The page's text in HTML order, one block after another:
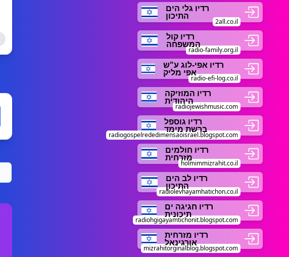
רדיו גלי הים
התיכון
2all.co.il
רדיו קול
המשפחה
radio-family.org.il
רדיו אפי-לוג ע"ש
אפי מליק
radio-efi-log.co.il
רדיו המוזיקה
היהודית
radiojewishmusic.com
רדיו גוספל
ברשת מימד
radiogospelrededimensaoisrael.blogspot.com
רדיו חולמים
מזרחית
holmimmizrahit.co.il
רדיו לב הים
התיכון
radiolevhayamhatichon.co.il
רדיו חגיגה ים
תיכונית
radiohgigayamtichonit.blogspot.com
רדיו מזרחית
אורגינאל
mizrahitorginalblog.blogspot.com